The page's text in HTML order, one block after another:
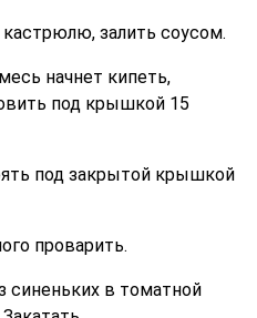
залить соусом.
начнет кипеть,
под крышкой 15
под закрытой крышкой
проварить.
синеньких в томатной